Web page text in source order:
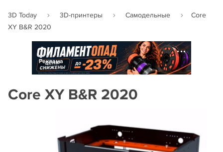
3D Today 3D-принтеры Самодельные
Core
XY B&R 2020
Реклама
Core XY B&R 2020